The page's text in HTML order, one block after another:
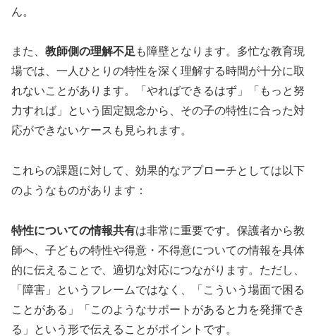
ん。
また、 教師側の理解不足 も障壁となります。多忙な教育現
場では、一人ひとりの特性を深く理解する時間が十分に取
れないことがあります。「やればできるはず」「もっと努
力すれば」という固定観念から、その子の特性に合った対
応ができないケースも見られます。
これらの課題に対して、効果的なアプローチとしては以下
のようなものがあります：
特性についての情報共有は非常に重要です。保護者から教
師へ、子どもの特性や得意・不得意についての情報を具体
的に伝えることで、適切な対応につながります。ただし、
「障害」というフレームではなく、「こういう場面で困る
ことがある」「このようなサポートがあると力を発揮でき
る」という形で伝えることがポイントです。